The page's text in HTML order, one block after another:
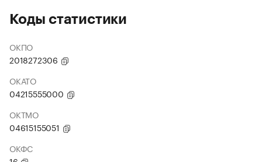
Коды статистики
ОКПО
2018272306
ОКАТО
04215555000
ОКТМО
04615155051
ОКФС